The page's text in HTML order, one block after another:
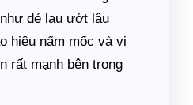
dẻ lau ướt lâu
hiệu nấm mốc và vi
rất mạnh bên trong